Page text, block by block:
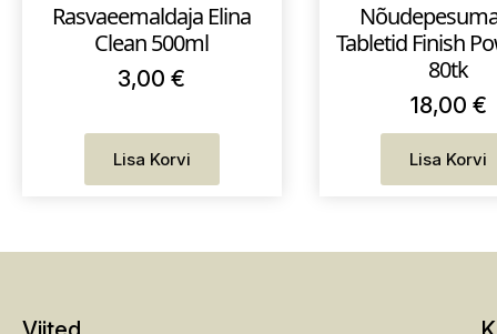
Rasvaeemaldaja Elina
Clean 500ml
3,00€
Lisa Korvi
Tabletid Finish
80tk
18,00 €
Lisa Korvi